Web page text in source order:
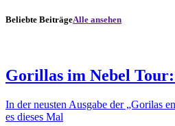
Beliebte BeiträgeAlle ansehen
Gorillas im Nebel
In der neusten Ausgabe der „Gorilas
es dieses Mal